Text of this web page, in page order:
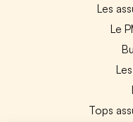
Les
Le
Tops